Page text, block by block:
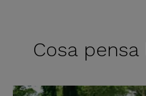
Cosa pensa